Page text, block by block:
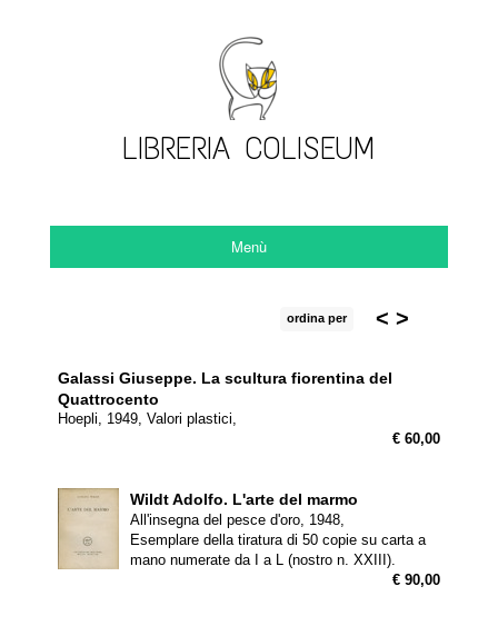
LIBRERIA COLISEUM
Menù
< >
ordina per
Galassi Giuseppe. La scultura fiorentina del
Quattrocento
Hoepli, 1949, Valori plastici,
€ 60,00
Wildt Adolfo. L'arte del marmo
All'insegna del pesce d'oro, 1948,
Esemplare della tiratura di 50 copie su carta a
mano numerate da I a L (nostro n. XXIII).
€ 90,00